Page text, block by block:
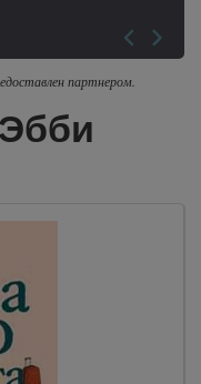
партнером.